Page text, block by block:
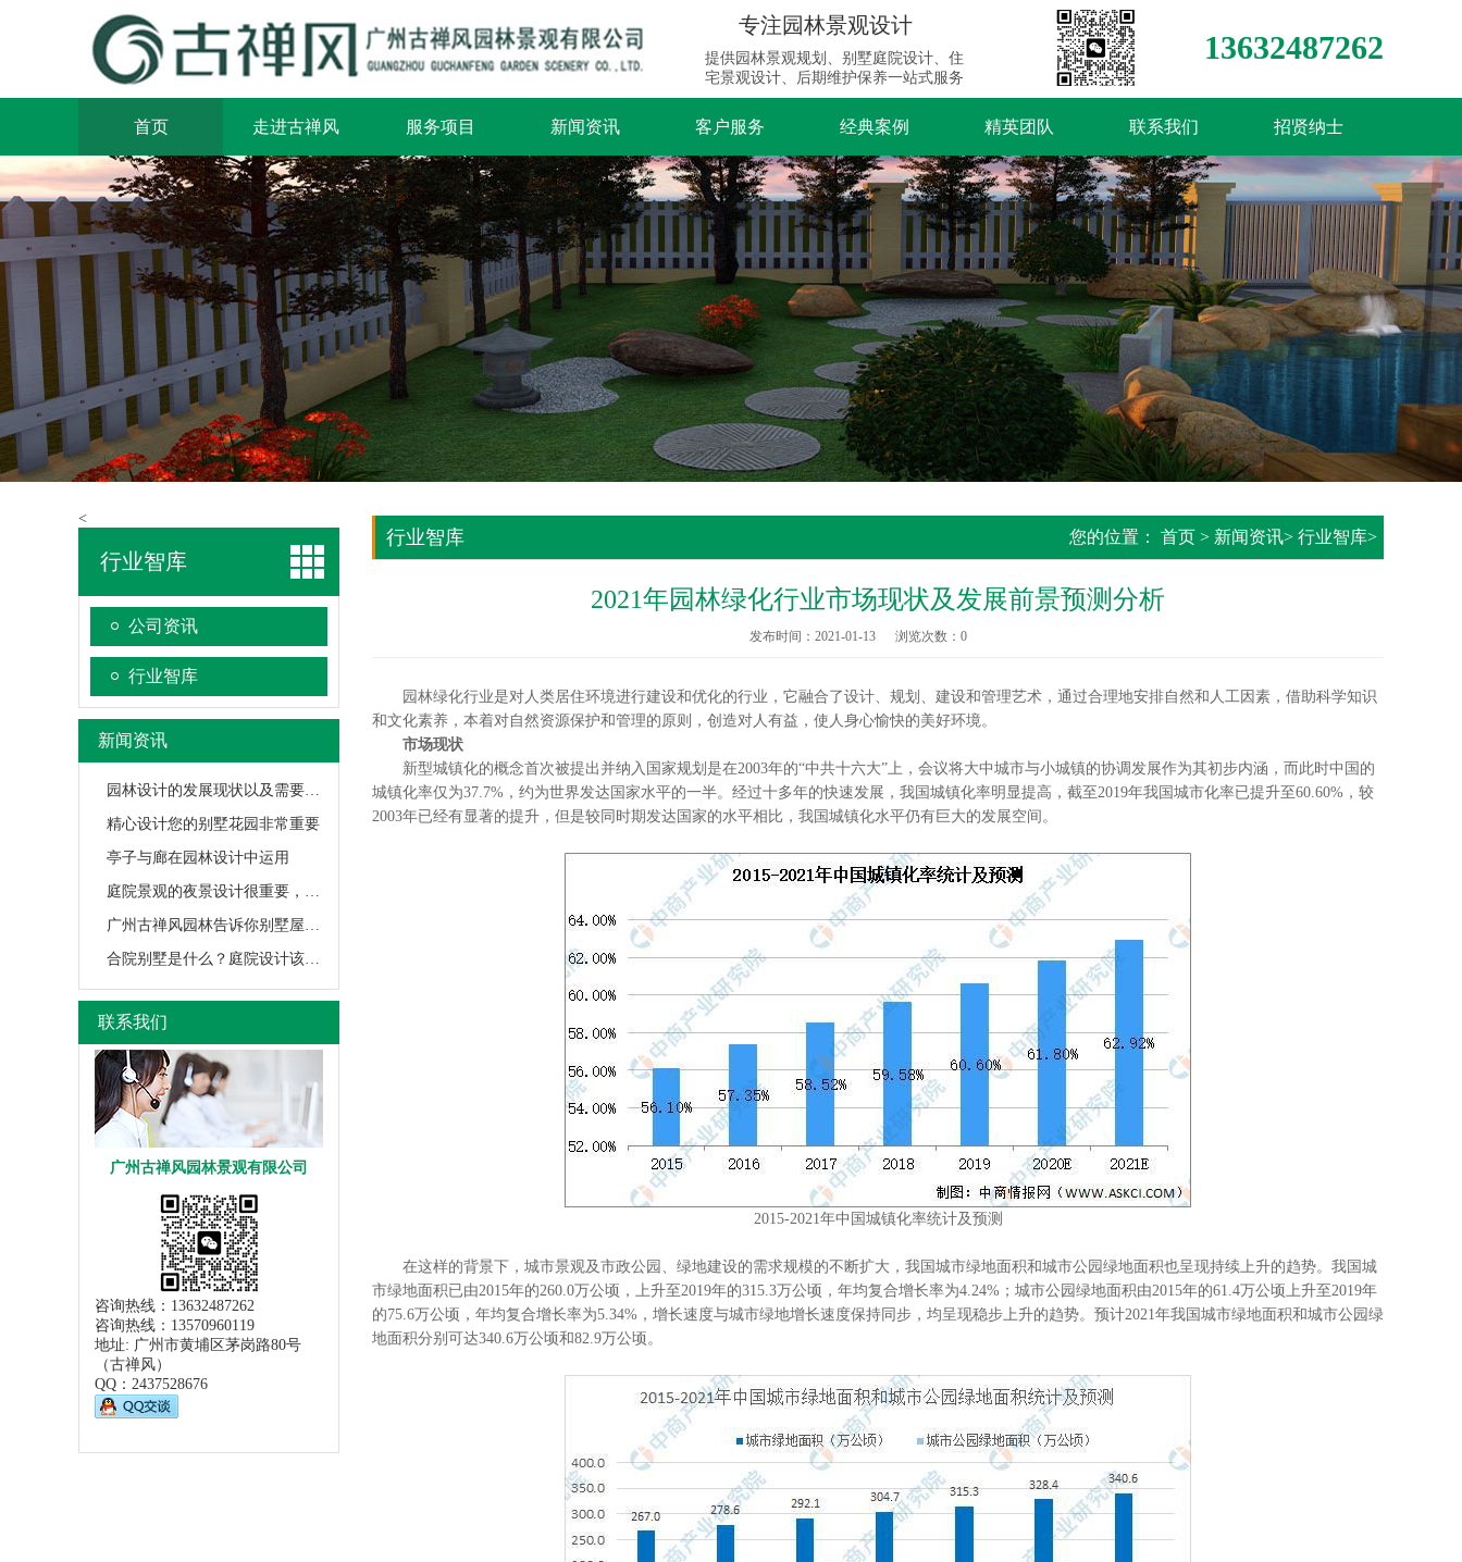
专注园林景观设计
提供园林景观规划、别墅庭院设计、住
宅景观设计、后期维护保养一站式服务
13632487262
首页 走进古禅风 服务项目 新闻资讯 客户服务 经典案例 精英团队 联系我们 招贤纳士
<
行业智库
公司资讯
行业智库
新闻资讯
园林设计的发展现状以及需要注意的地方
精心设计您的别墅花园非常重要
亭子与廊在园林设计中运用
庭院景观的夜景设计很重要，你学会了吗？
广州古禅风园林告诉你别墅屋顶花园应该怎么设计
合院别墅是什么？庭院设计该如何做？
联系我们
广州古禅风园林景观有限公司
咨询热线：13632487262
咨询热线：13570960119
地址: 广州市黄埔区茅岗路80号
（古禅风）
QQ： 2437528676
行业智库 您的位置： 首页 > 新闻资讯> 行业智库>
2021年园林绿化行业市场现状及发展前景预测分析
发布时间：2021-01-13 浏览次数： 0
园林绿化行业是对人类居住环境进行建设和优化的行业，它融合了设计、规划、建设和管理艺术，通过合理地安排自然和人工因素，借助科学知识
和文化素养，本着对自然资源保护和管理的原则，创造对人有益，使人身心愉快的美好环境。
市场现状
新型城镇化的概念首次被提出并纳入国家规划是在2003年的“中共十六大”上，会议将大中城市与小城镇的协调发展作为其初步内涵，而此时中国的
城镇化率仅为37.7%，约为世界发达国家水平的一半。经过十多年的快速发展，我国城镇化率明显提高，截至2019年我国城市化率已提升至60.60%，较
2003年已经有显著的提升，但是较同时期发达国家的水平相比，我国城镇化水平仍有巨大的发展空间。
2015-2021年中国城镇化率统计及预测
在这样的背景下，城市景观及市政公园、绿地建设的需求规模的不断扩大，我国城市绿地面积和城市公园绿地面积也呈现持续上升的趋势。我国城
市绿地面积已由2015年的260.0万公顷，上升至2019年的315.3万公顷，年均复合增长率为4.24%；城市公园绿地面积由2015年的61.4万公顷上升至2019年
的75.6万公顷，年均复合增长率为5.34%，增长速度与城市绿地增长速度保持同步，均呈现稳步上升的趋势。预计2021年我国城市绿地面积和城市公园绿
地面积分别可达340.6万公顷和82.9万公顷。